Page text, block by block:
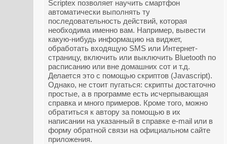
Scriptex позволяет научить смартфон
автоматически выполнять ту
последовательность действий, которая
необходима именно вам. Например, вывести
какую-нибудь информацию на виджет,
обработать входящую SMS или Интернет-
страницу, включить или выключить Bluetooth по
расписанию или вне домашних сот и т.д.
Делается это с помощью скриптов (Javascript).
Однако, не стоит пугаться: скрипты достаточно
простые, а в программе есть исчерпывающая
справка и много примеров. Кроме того, можно
обратиться к автору за помощью в их
написании на указанный в справке e-mail или в
форму обратной связи на официальном сайте
приложения.